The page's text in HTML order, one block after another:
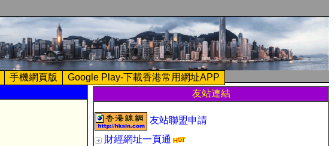
手機網頁版 Google Play-下載香港常用網址APP
友站連結
友站聯盟申請
財經網址一頁通